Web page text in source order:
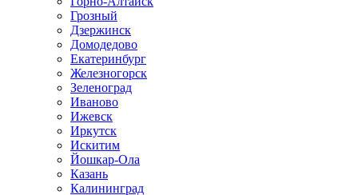
Грозный
Дзержинск
Домодедово
Екатеринбург
Железногорск
Зеленоград
Иваново
Ижевск
Иркутск
Искитим
Йошкар-Ола
Казань
Калининград